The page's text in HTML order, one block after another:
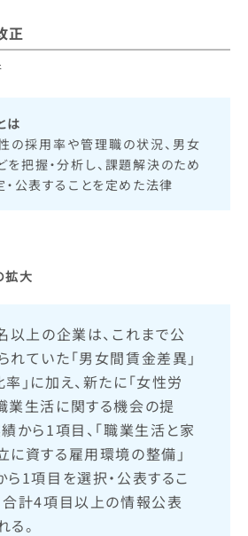
正
は
の採用率や管理職の状況、男女
把握・分析し、課題解決のため
公表することを定めた法律
拡大
上の企業は、これまで公
れていた「男女間賃金差異」
」に加え、新たに「女性労
業生活に関する機会の提
から1項目、「職業生活と家
に資する雇用環境の整備」
ら1項目を選択・公表するこ
合計4項目以上の情報公表
。​